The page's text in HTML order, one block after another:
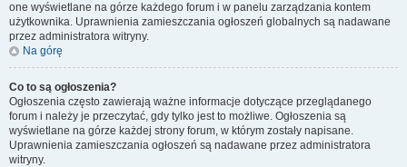
one wyświetlane na górze każdego forum i w panelu zarządzania kontem
użytkownika. Uprawnienia zamieszczania ogłoszeń globalnych są nadawane
przez administratora witryny.
Na górę
Co to są ogłoszenia?
Ogłoszenia często zawierają ważne informacje dotyczące przeglądanego
forum i należy je przeczytać, gdy tylko jest to możliwe. Ogłoszenia są
wyświetlane na górze każdej strony forum, w którym zostały napisane.
Uprawnienia zamieszczania ogłoszeń są nadawane przez administratora
witryny.